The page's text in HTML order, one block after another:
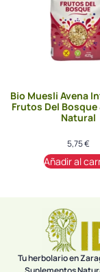
Bio Muesli Avena
Frutos Del Bosque
Natural
5,75€
Añadir al
Tu herbolario en